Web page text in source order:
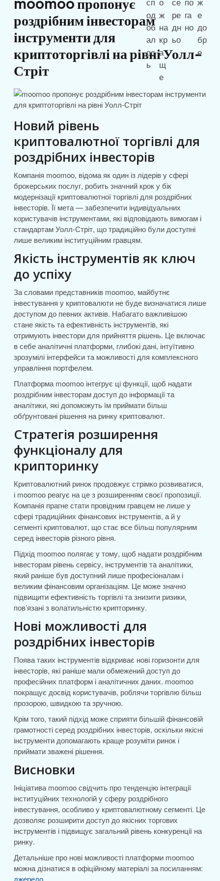
роздрібним інвесторам
інструменти для
криптоторгівлі на рівні Уолл-
Стріт
Новий рівень
криптовалютної торгівлі для
роздрібних інвесторів
Компанія moomoo, відома як один із лідерів у сфері
брокерських послуг, робить значний крок у бік
модернізації криптовалютної торгівлі для роздрібних
інвесторів. Її мета — забезпечити індивідуальних
користувачів інструментами, які відповідають вимогам і
стандартам Уолл-Стріт, що традиційно були доступні
лише великим інституційним гравцям.
Якість інструментів як ключ
до успіху
За словами представників moomoo, майбутнє
інвестування у криптовалюти не буде визначатися лише
доступом до певних активів. Набагато важливішою
стане якість та ефективність інструментів, які
отримують інвестори для прийняття рішень. Це включає
в себе аналітичні платформи, глибокі дані, інтуїтивно
зрозумілі інтерфейси та можливості для комплексного
управління портфелем.
Платформа moomoo інтегрує ці функції, щоб надати
роздрібним інвесторам доступ до інформації та
аналітики, які допоможуть їм приймати більш
обґрунтовані рішення на ринку криптовалют.
Стратегія розширення
функціоналу для
крипторинку
Криптовалютний ринок продовжує стрімко розвиватися,
і moomoo реагує на це з розширенням своєї пропозиції.
Компанія прагне стати провідним гравцем не лише у
сфері традиційних фінансових інструментів, а й у
сегменті криптовалют, що стає все більш популярним
серед інвесторів різного рівня.
Підхід moomoo полягає у тому, щоб надати роздрібним
інвесторам рівень сервісу, інструментів та аналітики,
який раніше був доступний лише професіоналам і
великим фінансовим організаціям. Це може значно
підвищити ефективність торгівлі та знизити ризики,
пов’язані з волатильністю крипторинку.
Нові можливості для
роздрібних інвесторів
Поява таких інструментів відкриває нові горизонти для
інвесторів, які раніше мали обмежений доступ до
професійних платформ і аналітичних даних. moomoo
покращує досвід користувачів, роблячи торгівлю більш
прозорою, швидкою та зручною.
Крім того, такий підхід може сприяти більшій фінансовій
грамотності серед роздрібних інвесторів, оскільки якісні
інструменти допомагають краще розуміти ринок і
приймати зважені рішення.
Висновки
Ініціатива moomoo свідчить про тенденцію інтеграції
інституційних технологій у сферу роздрібного
інвестування, особливо у криптовалютному сегменті. Це
дозволяє розширити доступ до якісних торгових
інструментів і підвищує загальний рівень конкуренції на
ринку.
Детальніше про нові можливості платформи moomoo
можна дізнатися в офіційному матеріалі за посиланням:
джерело.